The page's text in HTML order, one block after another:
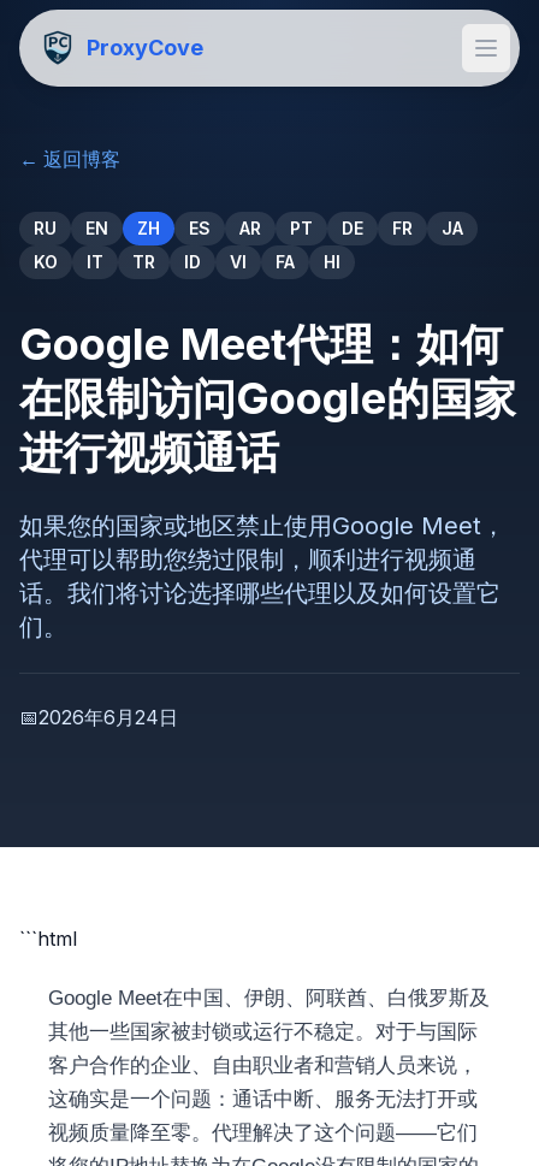
ProxyCove
← 返回博客
RU EN ZH ES AR PT DE FR
JA
KO
IT TR ID VI FA HI
Google Meet代理：如何
在限制访问Google的国家
进行视频通话
如果您的国家或地区禁止使用Google Meet，
代理可以帮助您绕过限制，顺利进行视频通
话。我们将讨论选择哪些代理以及如何设置它
们。
📅2026年6月24日
```html
Google Meet在中国、伊朗、阿联酋、白俄罗斯及
其他一些国家被封锁或运行不稳定。对于与国际
客户合作的企业、自由职业者和营销人员来说，
这确实是一个问题：通话中断、服务无法打开或
视频质量降至零。代理解决了这个问题——它们